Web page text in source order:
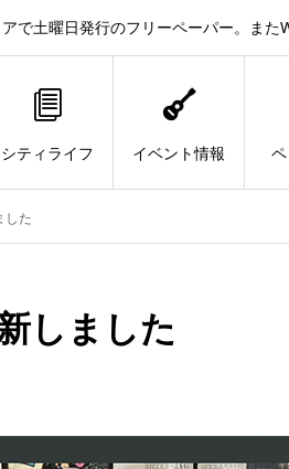
で土曜日発行のフリーペーパー。また
シティライフ イベント情報
した
しました